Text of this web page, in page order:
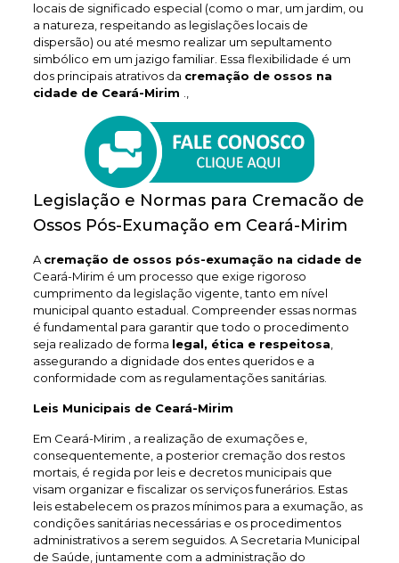
locais de significado especial (como o mar, um jardim, ou
a natureza, respeitando as legislações locais de
dispersão) ou até mesmo realizar um sepultamento
simbólico em um jazigo familiar. Essa flexibilidade é um
dos principais atrativos da cremação de ossos na
cidade de Ceará-Mirim
Legislação e Normas para Cremacão de
Ossos Pós-Exumação em Ceará-Mirim
A cremação de ossos pós-exumação na cidade de
Ceará-Mirim é um processo que exige rigoroso
cumprimento da legislação vigente, tanto em nível
municipal quanto estadual. Compreender essas normas
é fundamental para garantir que todo o procedimento
seja realizado de forma legal, ética e respeitosa
assegurando a dignidade dos entes queridos e a
conformidade com as regulamentações sanitárias.
Leis Municipais de Ceará-Mirim
Em Ceará-Mirim , a realização de exumações e,
consequentemente, a posterior cremação dos restos
mortais, é regida por leis e decretos municipais que
visam organizar e fiscalizar os serviços funerários. Estas
leis estabelecem os prazos mínimos para a exumação, as
condições sanitárias necessárias e os procedimentos
administrativos a serem seguidos. A Secretaria Municipal
de Saúde, juntamente com a administração do